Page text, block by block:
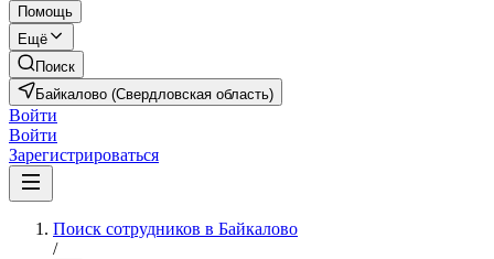
Помощь
Ещё
Поиск
Байкалово (Свердловская область)
Войти
Войти
Зарегистрироваться
Поиск сотрудников в Байкалово
/